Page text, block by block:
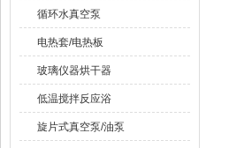
循环水真空泵
电热套/电热板
玻璃仪器烘干器
低温搅拌反应浴
旋片式真空泵/油泵